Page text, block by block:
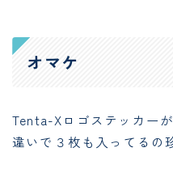
オマケ
Tenta-Xロゴステッカー
違いで３枚も入ってるの